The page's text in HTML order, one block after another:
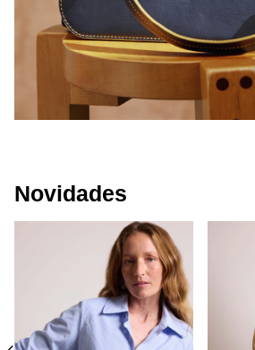
Novidades